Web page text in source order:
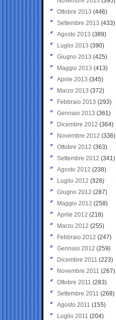
Ottobre 2013 (446)
Settembre 2013 (433)
Agosto 2013 (389)
Luglio 2013 (390)
Giugno 2013 (425)
Maggio 2013 (413)
Aprile 2013 (345)
Marzo 2013 (372)
Febbraio 2013 (293)
Gennaio 2013 (361)
Dicembre 2012 (364)
Novembre 2012 (336)
Ottobre 2012 (363)
Settembre 2012 (341)
Agosto 2012 (238)
Luglio 2012 (328)
Giugno 2012 (287)
Maggio 2012 (258)
Aprile 2012 (218)
Marzo 2012 (255)
Febbraio 2012 (247)
Gennaio 2012 (259)
Dicembre 2011 (223)
Novembre 2011 (267)
Ottobre 2011 (283)
Settembre 2011 (268)
Agosto 2011 (155)
Luglio 2011 (204)